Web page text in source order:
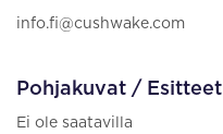
info.fi@cushwake.com
Pohjakuvat / Esitteet
Ei ole saatavilla